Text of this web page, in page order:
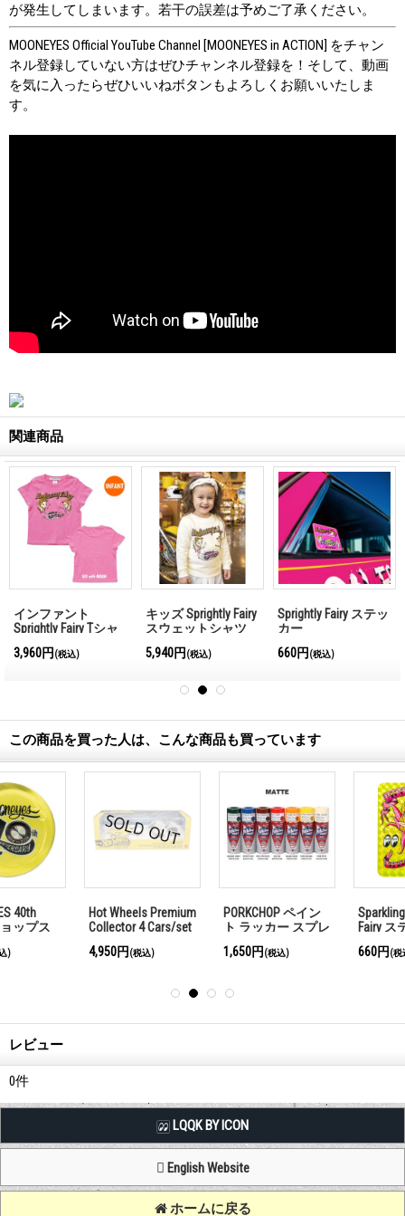
が発生してしまいます。若干の誤差は予めご了承ください。
MOONEYES Official YouTube Channel [MOONEYES in ACTION] をチャン
ネル登録していない方はぜひチャンネル登録を！そして、動画
を気に入ったらぜひいいねボタンもよろしくお願いいたしま
す。
関連商品
インファント
Sprightly Fairy Tシャ
3,960円(税込)
キッズ Sprightly Fairy
スウェットシャツ
5,940円(税込)
Sprightly Fairy ステッ
カー
660円(税込)
この商品を買った人は、こんな商品も買っています
Sparkling Sprightly
Fairy ステッカー
ベント クリップ エ
アー フレッシュナ
1,870円
MOON キャスケッ
ト
8,030円
レビュー
0件
LQQK BY ICON
English Website
ホームに戻る